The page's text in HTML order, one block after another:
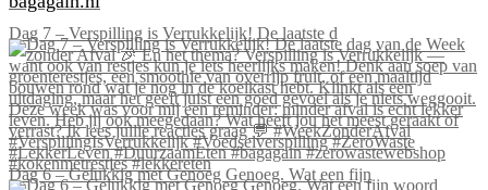
Dag 7 – Verspilling is Verrukkelijk! De laatste d
Dag 6 – Gelukkig met Genoeg Genoeg. Wat een fijn